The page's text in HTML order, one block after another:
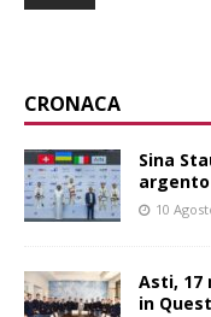
CRONACA
Sina
10
Asti, 17
in